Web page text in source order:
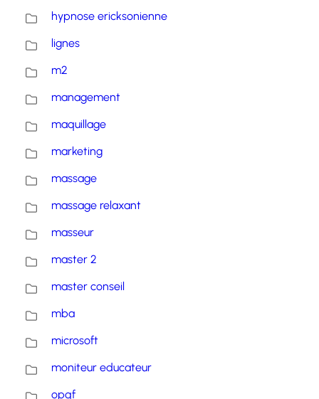
hypnose ericksonienne
lignes
m2
management
maquillage
marketing
massage
massage relaxant
masseur
master 2
master conseil
mba
microsoft
moniteur educateur
opqf